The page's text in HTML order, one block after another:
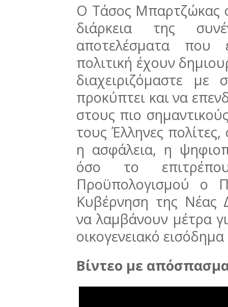
Ο Τάσος Μπαρτζώκας
διάρκεια της
αποτελέσματα που
πολιτική έχουν
διαχειριζόμαστε
προκύπτει και να
στους πιο
τους Έλληνες
η ασφάλεια, η
όσο το
Προϋπολογισμού ο
Κυβέρνηση της Νέας
να λαμβάνουν μέτρα
οικογενειακό
Βίντεο με